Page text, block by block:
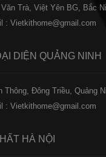
Trà, Việt Yên BG, Bắc
: Vietkithome@gmail.com
DIỆN QUẢNG NINH
Thông, Đông Triều, Quảng
: Vietkithome@gmail.com
HÀ NỘI